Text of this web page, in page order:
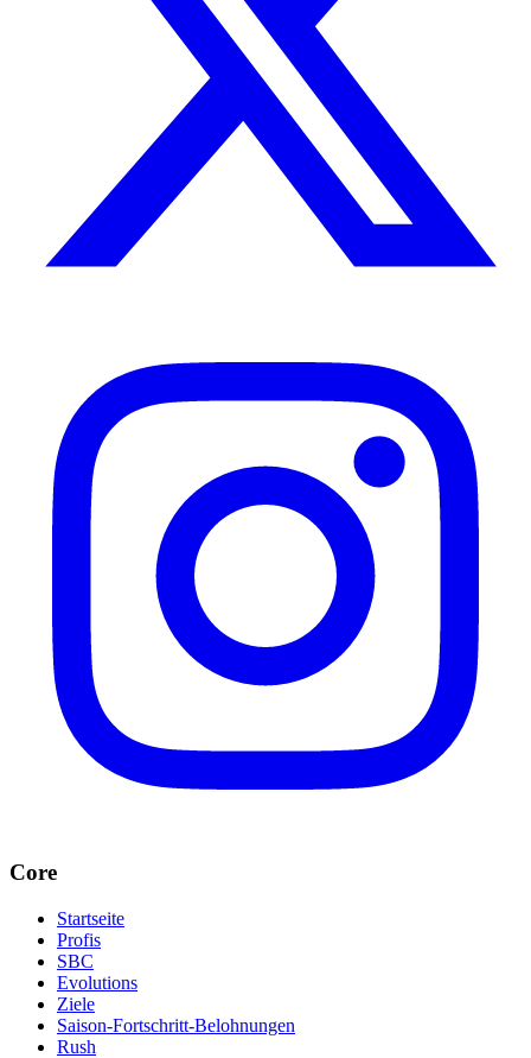
Core
Startseite
Profis
SBC
Evolutions
Ziele
Saison-Fortschritt-Belohnungen
Rush